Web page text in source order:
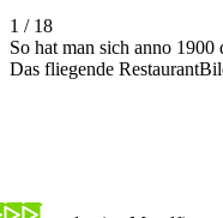
1 / 18
So hat man sich anno 1900
Das fliegende